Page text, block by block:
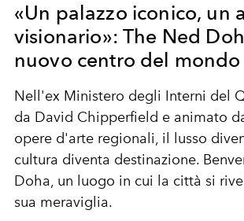
«Un palazzo iconico, un
visionario»: The Ned
nuovo centro del mondo
Nell'ex Ministero degli Interni del
da David Chipperfield e animato
opere d'arte regionali, il lusso
cultura diventa destinazione.
Doha, un luogo in cui la città si
sua meraviglia.